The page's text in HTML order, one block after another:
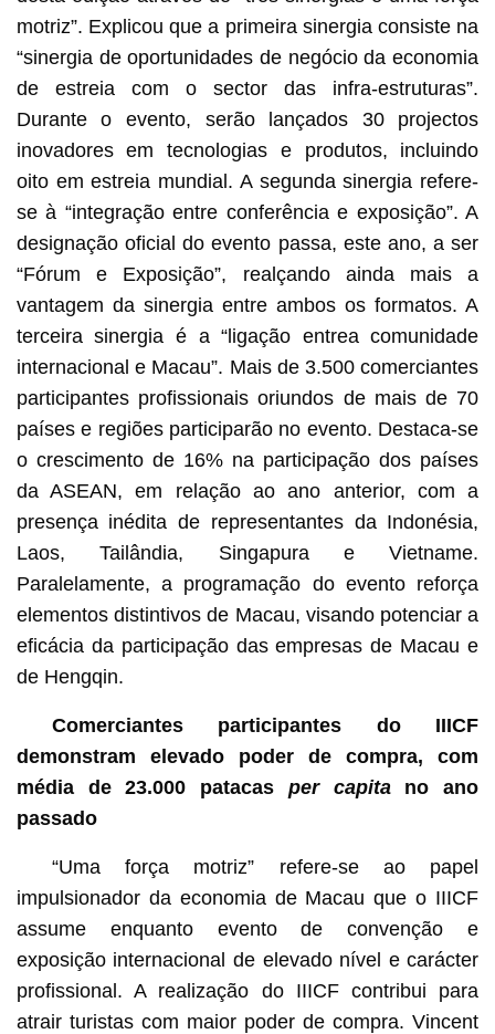
motriz”. Explicou que a primeira sinergia consiste na
“sinergia de oportunidades de negócio da economia
de estreia com o sector das infra-estruturas”.
Durante o evento, serão lançados 30 projectos
inovadores em tecnologias e produtos, incluindo
oito em estreia mundial. A segunda sinergia refere-
se à “integração entre conferência e exposição”. A
designação oficial do evento passa, este ano, a ser
“Fórum e Exposição”, realçando ainda mais a
vantagem da sinergia entre ambos os formatos. A
terceira sinergia é a “ligação entrea comunidade
internacional e Macau”. Mais de 3.500 comerciantes
participantes profissionais oriundos de mais de 70
países e regiões participarão no evento. Destaca-se
o crescimento de 16% na participação dos países
da ASEAN, em relação ao ano anterior, com a
presença inédita de representantes da Indonésia,
Laos, Tailândia, Singapura e Vietname.
Paralelamente, a programação do evento reforça
elementos distintivos de Macau, visando potenciar a
eficácia da participação das empresas de Macau e
de Hengqin.
Comerciantes participantes do IIICF
demonstram elevado poder de compra, com
média de 23.000 patacas per capitano ano
passado
“Uma força motriz” refere-se ao papel
impulsionador da economia de Macau que o IIICF
assume enquanto evento de convenção e
exposição internacional de elevado nível e carácter
profissional. A realização do IIICF contribui para
atrair turistas com maior poder de compra. Vincent